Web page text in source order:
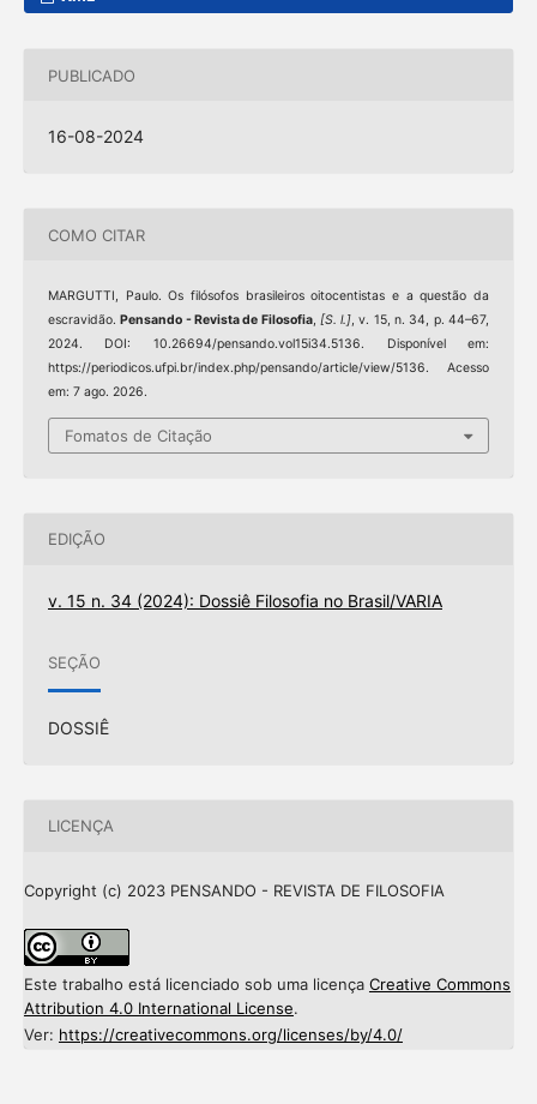
PUBLICADO
16-08-2024
COMO CITAR
MARGUTTI, Paulo. Os filósofos brasileiros oitocentistas e a questão da
escravidão.Pensando - Revista de Filosofia, [S. l.], v. 15, n. 34, p. 44–67,
2024. DOI: 10.26694/pensando.vol15i34.5136. Disponível em:
https://periodicos.ufpi.br/index.php/pensando/article/view/5136. Acesso
em: 7 ago. 2026.
Fomatos de Citação
EDIÇÃO
v. 15 n. 34 (2024): Dossiê Filosofia no Brasil/VARIA
SEÇÃO
DOSSIÊ
LICENÇA
Copyright (c) 2023 PENSANDO - REVISTA DE FILOSOFIA
Este trabalho está licenciado sob uma licença Creative Commons
Attribution 4.0 International License.
Ver: https://creativecommons.org/licenses/by/4.0/